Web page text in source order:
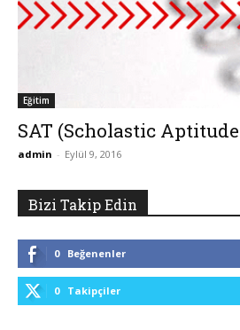
Eğitim
SAT (Scholastic
admin - Eylül 9, 2016
Bizi Takip Edin
0 Beğenenler
0 Takipçiler